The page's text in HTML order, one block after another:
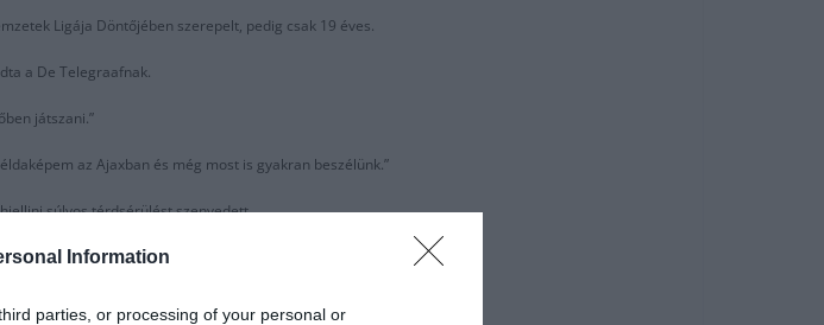
Information
parties, or processing of your personal or
Ligája Döntőjében szerepelt, pedig csak 19 éves.
a De Telegraafnak.
játszani.”
az Ajaxban és még most is gyakran beszélünk.”
súlyos térdsérülést szenvedett.
az egyénben.”